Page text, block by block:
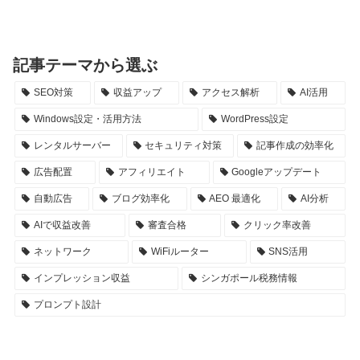
記事テーマから選ぶ
SEO対策 収益アップ アクセス解析 AI活用
Windows設定・活用方法 WordPress設定
レンタルサーバー セキュリティ対策 記事作成の効率化
広告配置 アフィリエイト Googleアップデート
自動広告 ブログ効率化 AEO 最適化 AI分析
AIで収益改善 審査合格 クリック率改善
ネットワーク WiFiルーター SNS活用
インプレッション収益 シンガポール税務情報
プロンプト設計